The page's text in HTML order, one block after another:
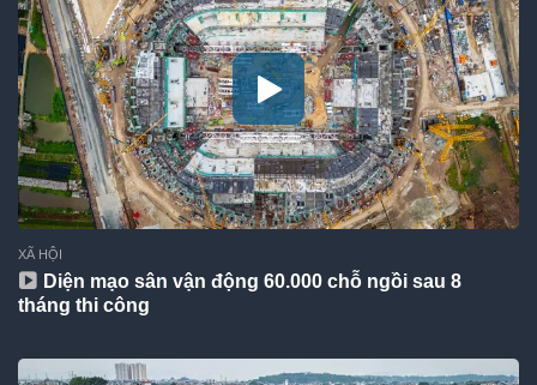
XÃ HỘI
Diện mạo sân vận động 60.000 chỗ ngồi sau 8
tháng thi công